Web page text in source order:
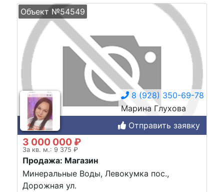
Объект №54549
8 (928) 350-69-78
Марина Глухова
Отправить заявку
3 000 000 ₽
За кв. м.: 9 375 ₽
Продажа: Магазин
Минеральные Воды, Левокумка пос.,
Дорожная ул.